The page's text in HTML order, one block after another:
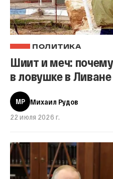
ПОЛИТИКА
Шиит и меч:
в ловушке в Ливане
МР
Михаил Рудов
22 июля 2026 г.